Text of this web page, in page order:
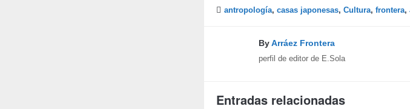
antropología, casas japonesas, Cultura, frontera,
ByArráez Frontera
perfil de editor de E.Sola
Entradas relacionadas